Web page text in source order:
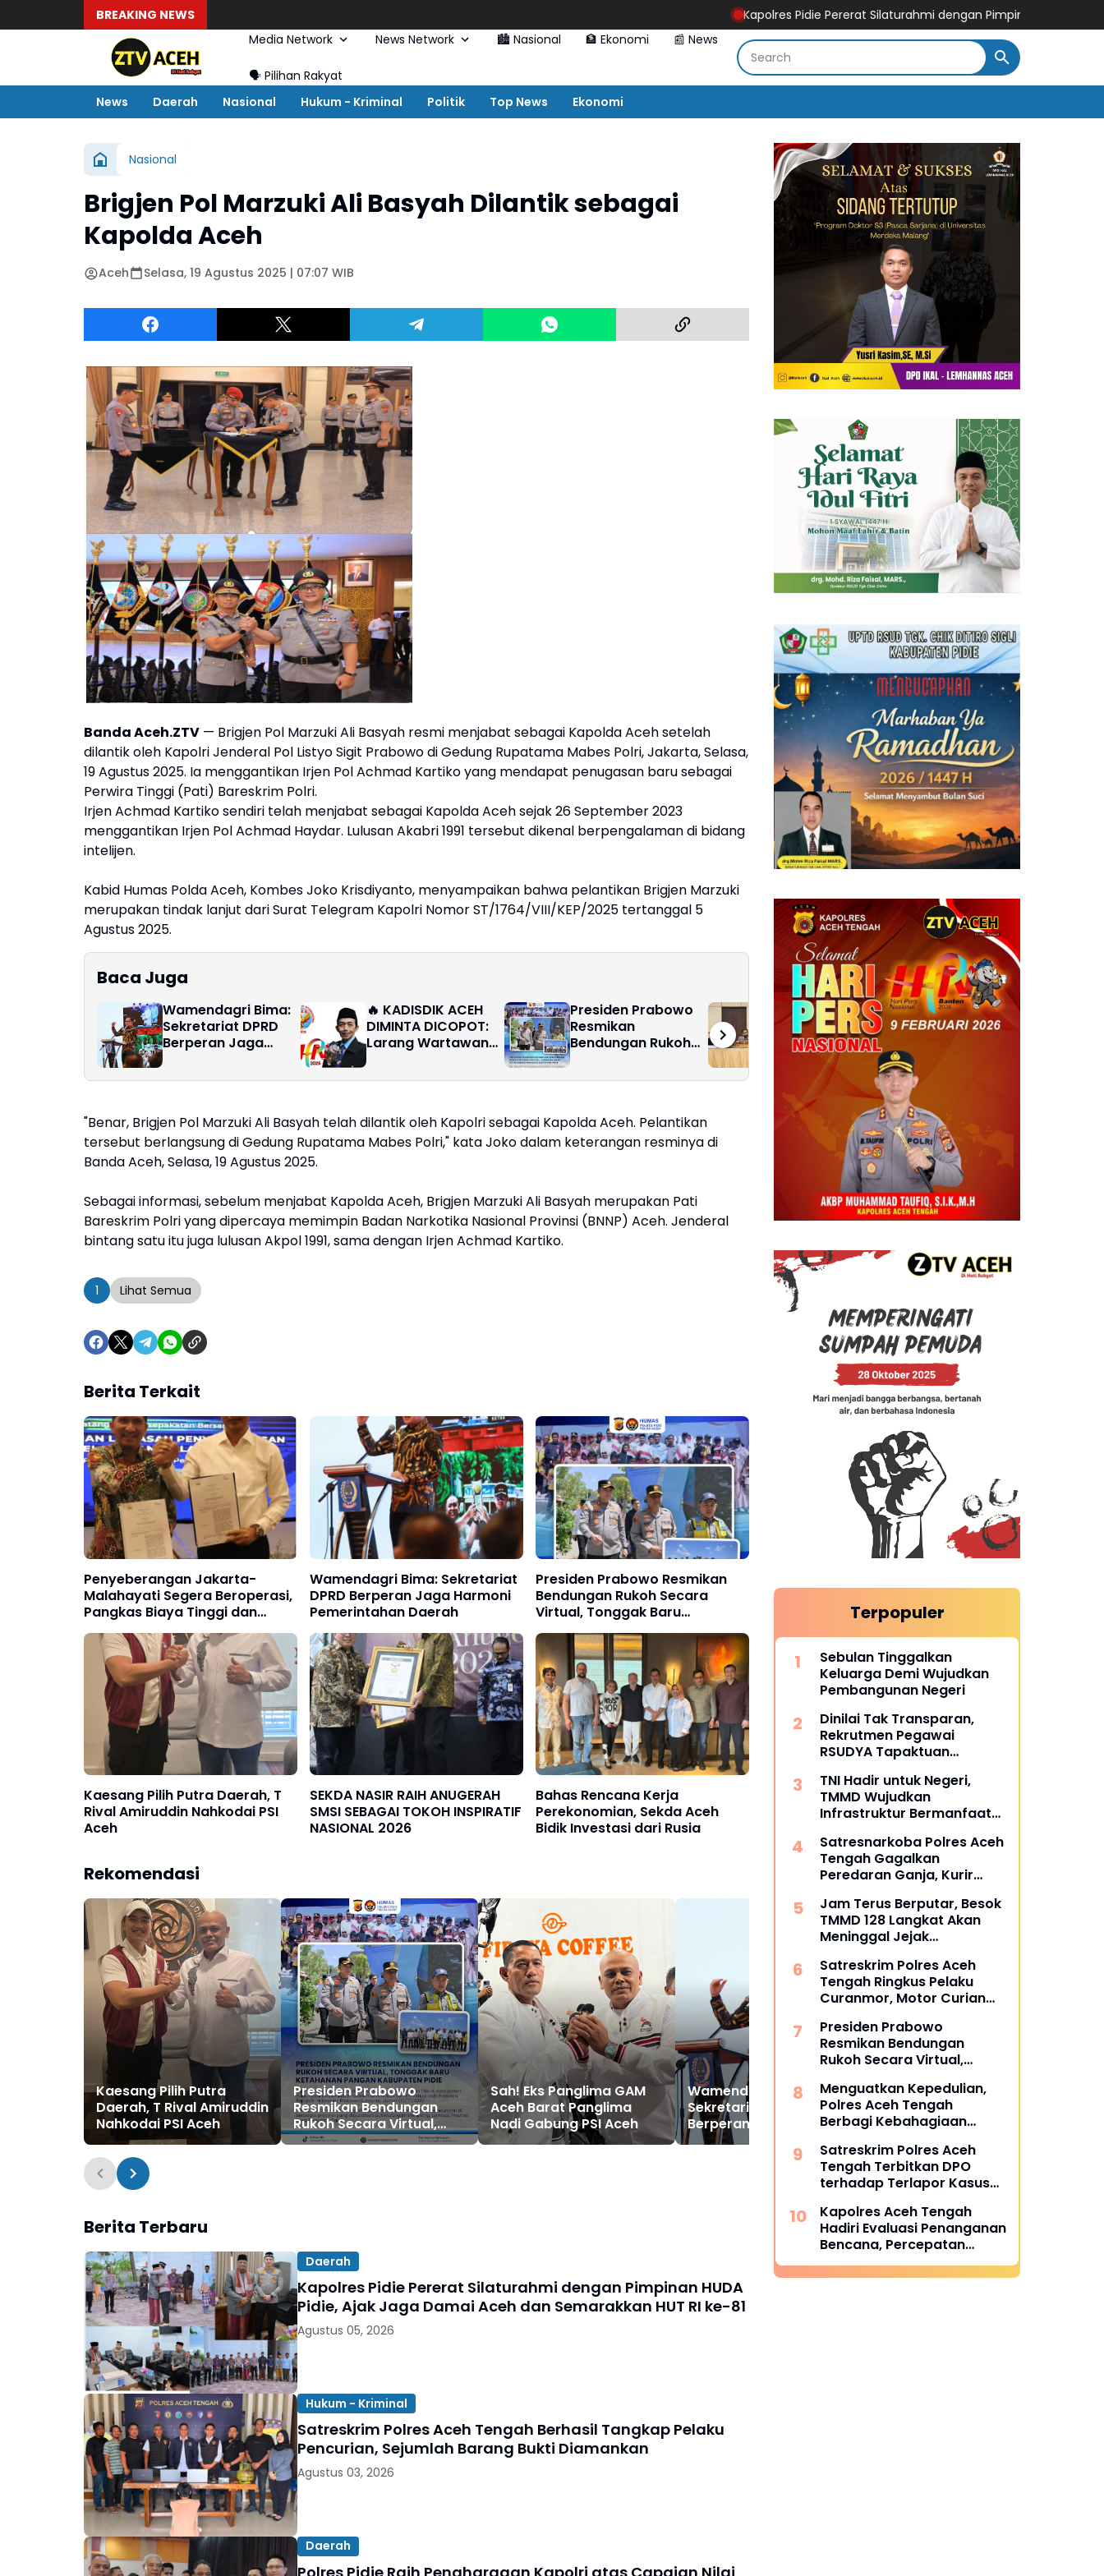
BREAKING NEWS
‎‎Kapolres Pidie Pererat Silaturahmi dengan Pimpinan HUDA Pidie, Ajak Jaga Damai
Media Network
News Network 🏙️ Nasional 🏦 Ekonomi 📰 News
🗣️ Pilihan Rakyat
News
Daerah Nasional Hukum - Kriminal Politik Top News Ekonomi
Nasional
Brigjen Pol Marzuki Ali Basyah Dilantik sebagai
Kapolda Aceh
Aceh Selasa, 19 Agustus 2025 | 07:07 WIB
Banda Aceh.ZTV — Brigjen Pol Marzuki Ali Basyah resmi menjabat sebagai Kapolda Aceh setelah
dilantik oleh Kapolri Jenderal Pol Listyo Sigit Prabowo di Gedung Rupatama Mabes Polri, Jakarta, Selasa,
19 Agustus 2025. Ia menggantikan Irjen Pol Achmad Kartiko yang mendapat penugasan baru sebagai
Perwira Tinggi (Pati) Bareskrim Polri.
Irjen Achmad Kartiko sendiri telah menjabat sebagai Kapolda Aceh sejak 26 September 2023
menggantikan Irjen Pol Achmad Haydar. Lulusan Akabri 1991 tersebut dikenal berpengalaman di bidang
intelijen.
Kabid Humas Polda Aceh, Kombes Joko Krisdiyanto, menyampaikan bahwa pelantikan Brigjen Marzuki
merupakan tindak lanjut dari Surat Telegram Kapolri Nomor ST/1764/VIII/KEP/2025 tertanggal 5
Agustus 2025.
Baca Juga
Wamendagri Bima:
Sekretariat DPRD
Berperan Jaga
Pemerintahan
🔥 KADISDIK ACEH
DIMINTA DICOPOT:
Larang Wartawan
Diduga Ingin Tutupi
‎Presiden Prabowo
Resmikan
Bendungan Rukoh
Tonggak Baru
Gubernur Mualem:
Revisi UUPA untuk
Hindari Potensi
Konflik Masa Depan
Kaesang Pilih
Daerah, T Rival
"Benar, Brigjen Pol Marzuki Ali Basyah telah dilantik oleh Kapolri sebagai Kapolda Aceh. Pelantikan
tersebut berlangsung di Gedung Rupatama Mabes Polri," kata Joko dalam keterangan resminya di
Banda Aceh, Selasa, 19 Agustus 2025.
Sebagai informasi, sebelum menjabat Kapolda Aceh, Brigjen Marzuki Ali Basyah merupakan Pati
Bareskrim Polri yang dipercaya memimpin Badan Narkotika Nasional Provinsi (BNNP) Aceh. Jenderal
bintang satu itu juga lulusan Akpol 1991, sama dengan Irjen Achmad Kartiko.
1 Lihat Semua
Berita Terkait
Penyeberangan Jakarta-
Malahayati Segera Beroperasi,
Pangkas Biaya Tinggi dan
Dorong Pertumbuhan Ekonomi
Wamendagri Bima: Sekretariat
DPRD Berperan Jaga Harmoni
Pemerintahan Daerah
‎Presiden Prabowo Resmikan
Bendungan Rukoh Secara
Virtual, Tonggak Baru
Ketahanan Pangan Kabupaten
Pidie
Kaesang Pilih Putra Daerah, T
Rival Amiruddin Nahkodai PSI
Aceh
SEKDA NASIR RAIH ANUGERAH
SMSI SEBAGAI TOKOH INSPIRATIF
NASIONAL 2026
Bahas Rencana Kerja
Perekonomian, Sekda Aceh
Bidik Investasi dari Rusia
Rekomendasi
Kaesang Pilih Putra
Daerah, T Rival Amiruddin
Nahkodai PSI Aceh
‎Presiden Prabowo
Resmikan Bendungan
Rukoh Secara Virtual,
Tonggak Baru Ketahanan
Sah! Eks Panglima GAM
Aceh Barat Panglima
Nadi Gabung PSI Aceh
Wamendagri Bima:
Sekretariat DPRD
Berperan Jaga Harmoni
Pemerintahan Daerah
Bahas Rencana Kerja
Perekonomian, Sekda
Aceh Bidik Investasi dari
Rusia
Berita Terbaru
Daerah
‎‎Kapolres Pidie Pererat Silaturahmi dengan Pimpinan HUDA
Pidie, Ajak Jaga Damai Aceh dan Semarakkan HUT RI ke-81
Agustus 05, 2026
Hukum - Kriminal
Satreskrim Polres Aceh Tengah Berhasil Tangkap Pelaku
Pencurian, Sejumlah Barang Bukti Diamankan
Agustus 03, 2026
Daerah
Terpopuler
Sebulan Tinggalkan
Keluarga Demi Wujudkan
Pembangunan Negeri
Dinilai Tak Transparan,
Rekrutmen Pegawai
RSUDYA Tapaktuan
Direktur dr. Erizaldi
TNI Hadir untuk Negeri,
TMMD Wujudkan
Infrastruktur Bermanfaat
Satresnarkoba Polres Aceh
Tengah Gagalkan
Peredaran Ganja, Kurir
Pemasok Masuk Daftar
Pencarian Orang (DPO)
Jam Terus Berputar, Besok
TMMD 128 Langkat Akan
Meninggal Jejak
Satreskrim Polres Aceh
Tengah Ringkus Pelaku
Curanmor, Motor Curian
‎Presiden Prabowo
Resmikan Bendungan
Rukoh Secara Virtual,
Pangan Kabupaten Pidie
Menguatkan Kepedulian,
Polres Aceh Tengah
Berbagi Kebahagiaan
melalui Jumat Berkah
Satreskrim Polres Aceh
Tengah Terbitkan DPO
terhadap Terlapor Kasus
Penggelapan
Kapolres Aceh Tengah
Hadiri Evaluasi Penanganan
Bencana, Percepatan
Rehabilitasi Jadi Fokus